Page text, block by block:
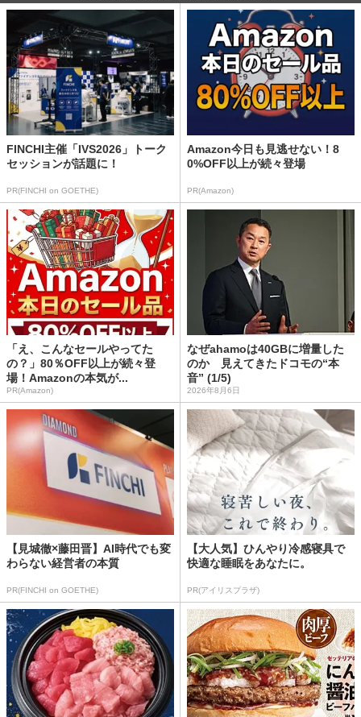
FINCHI主催「IVS2026」トーク
セッションが話題に！
PR(FINCHI on GOETHE)
Amazon今日も見逃せない！8
0%OFF以上が続々登場
PR(Amazon)
「え、こんなセールやってた
の？」80％OFF以上が続々登
場！Amazonの本気が...
PR(Amazon)
なぜahamoは40GBに増量した
のか 見えてきたドコモの“本
音” (1/5)
2026年8月6日
【見城徹×藤田晋】AI時代でも変
わらない経営者の本質
PR(FINCHI on GOETHE)
【大人気】ひんやり冷感寝具で
快適な睡眠をあなたに。
PR(アイリスプラザ)